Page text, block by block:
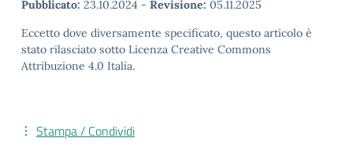
Pubblicato: 23.10.2024 - Revisione: 05.11.2025
Eccetto dove diversamente specificato, questo articolo è
stato rilasciato sotto Licenza Creative Commons
Attribuzione 4.0 Italia.
Stampa / Condividi